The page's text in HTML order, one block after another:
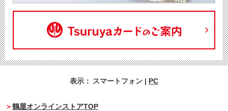
表示： スマートフォン | PC
鶴屋オンラインストアTOP